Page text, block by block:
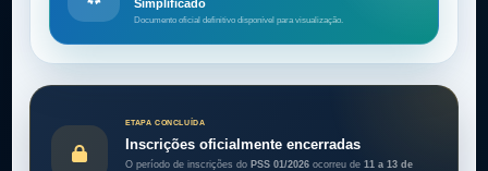
Simplificado
Documento oficial definitivo disponível para visualização.
ETAPA CONCLUÍDA
Inscrições oficialmente encerradas
O período de inscrições do PSS 01/2026ocorreu de 11 a 13 de